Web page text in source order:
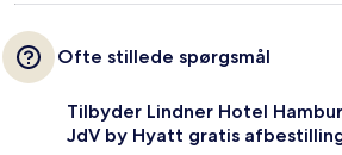
Ofte stillede spørgsmål
Tilbyder Lindner Hotel
JdV by Hyatt gratis